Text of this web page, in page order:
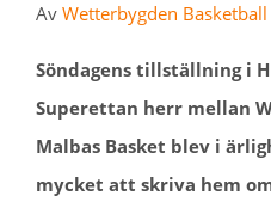
Av Wetterbygden Basketball
Söndagens tillställning i
Superettan herr mellan
Malbas Basket blev i
mycket att skriva hem